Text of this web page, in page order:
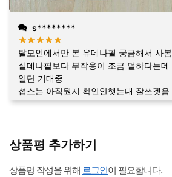
s********
탈모인에서만 본 유데나필 궁금해서 사봄
실데나필보다 부작용이 조금 덜하다는데
일단 기대중
섭스는 아직뭔지 확인안햇는대 잘쓰겟음
상품평 추가하기
상품평 작성을 위해 로그인이 필요합니다.